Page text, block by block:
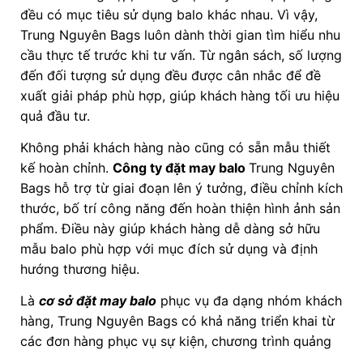
đều có mục tiêu sử dụng balo khác nhau. Vì vậy,
Trung Nguyên Bags luôn dành thời gian tìm hiểu nhu
cầu thực tế trước khi tư vấn. Từ ngân sách, số lượng
đến đối tượng sử dụng đều được cân nhắc để đề
xuất giải pháp phù hợp, giúp khách hàng tối ưu hiệu
quả đầu tư.
Không phải khách hàng nào cũng có sẵn mẫu thiết
kế hoàn chỉnh. Công ty đặt may balo Trung Nguyên
Bags hỗ trợ từ giai đoạn lên ý tưởng, điều chỉnh kích
thước, bố trí công năng đến hoàn thiện hình ảnh sản
phẩm. Điều này giúp khách hàng dễ dàng sở hữu
mẫu balo phù hợp với mục đích sử dụng và định
hướng thương hiệu.
Là cơ sở đặt may balophục vụ đa dạng nhóm khách
hàng, Trung Nguyên Bags có khả năng triển khai từ
các đơn hàng phục vụ sự kiện, chương trình quảng